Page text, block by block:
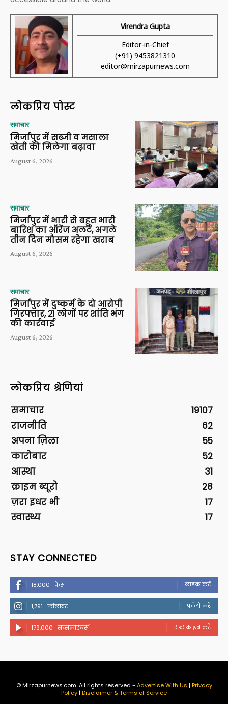
Virendra Gupta
Editor-in-Chief
(+91) 9453821310
editor@mirzapurnews.com
लोकप्रिय पोस्ट
समाचार
मिर्जापुर में सब्जी व मसाला
खेती को मिलेगा बढ़ावा
August 6, 2026
समाचार
मिर्जापुर में भारी से बहुत भारी
बारिश का ऑरेंज अलर्ट, अगले
तीन दिन मौसम रहेगा खराब
August 6, 2026
समाचार
मिर्जापुर में दुष्कर्म के दो आरोपी
गिरफ्तार, 21 लोगों पर शांति भंग
की कार्रवाई
August 6, 2026
लोकप्रिय श्रेणियां
समाचार
19107
राजनीति
62
अपना ज़िला
55
कारोबार
52
आस्था
31
क्राइम ब्यूरो
28
ज़रा इधर भी
17
स्वास्थ्य
17
STAY CONNECTED
18,000 फैंस लाइक करें
1,791 फॉलोवर फॉलो करें
179,000 सब्सक्राइबर्स सब्सक्राइब करें
© Mirzapurnews.com. All rights reserved - Advertise With Us | Privacy
Policy| Disclaimer & Terms of Service